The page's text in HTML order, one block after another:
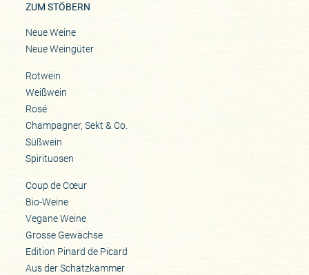
ZUM STÖBERN
Neue Weine
Neue Weingüter
Rotwein
Weißwein
Rosé
Champagner, Sekt & Co.
Süßwein
Spirituosen
Coup de Cœur
Bio-Weine
Vegane Weine
Grosse Gewächse
Edition Pinard de Picard
Aus der Schatzkammer